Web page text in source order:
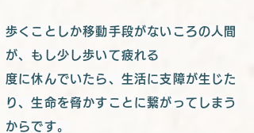
歩くことしか移動手段がないころの人間
が、もし少し歩いて疲れる
度に休んでいたら、生活に支障が生じた
り、生命を脅かすことに繋がってしまう
からです。